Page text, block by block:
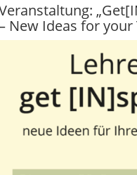
New Ideas for your